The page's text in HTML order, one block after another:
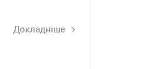
Докладніше